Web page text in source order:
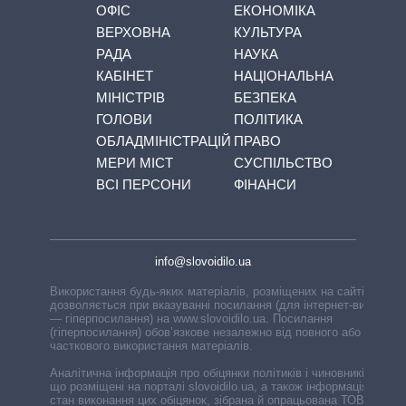
ОФІС
ВЕРХОВНА
РАДА
КАБІНЕТ
МІНІСТРІВ
ГОЛОВИ
ОБЛАДМІНІСТРАЦІЙ
МЕРИ МІСТ
ВСІ ПЕРСОНИ
ЕКОНОМІКА
КУЛЬТУРА
НАУКА
НАЦІОНАЛЬНА
БЕЗПЕКА
ПОЛІТИКА
ПРАВО
СУСПІЛЬСТВО
ФІНАНСИ
info@slovoidilo.ua
Використання будь-яких матеріалів, розміщених на сайті,
дозволяється при вказуванні посилання (для інтернет-видань
— гіперпосилання) на www.slovoidilo.ua. Посилання
(гіперпосилання) обов’язкове незалежно від повного або
часткового використання матеріалів.
Аналітична інформація про обіцянки політиків і чиновників,
що розміщені на порталі slovoidilo.ua, а також інформація про
стан виконання цих обіцянок, зібрана й опрацьована ТОВ «ІА